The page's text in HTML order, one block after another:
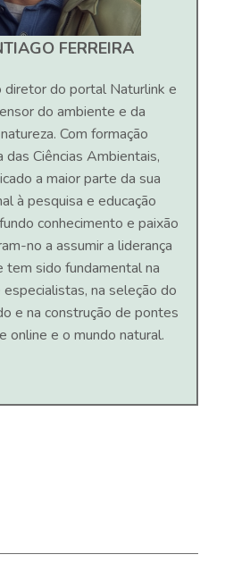
FERREIRA
diretor do portal Naturlink e
do ambiente e da
Com formação
das Ciências Ambientais,
a maior parte da sua
à pesquisa e educação
conhecimento e paixão
no a assumir a liderança
tem sido fundamental na
na seleção do
e na construção de pontes
online e o mundo natural.